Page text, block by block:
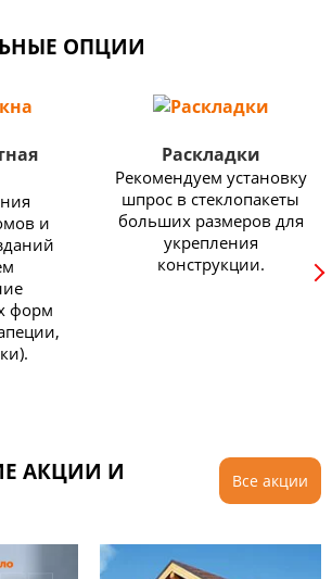
ОПЦИИ
и
форм
Раскладки
Рекомендуем установку
шпрос в стеклопакеты
больших размеров для
укрепления
конструкции.
Все акции
АКЦИИ И